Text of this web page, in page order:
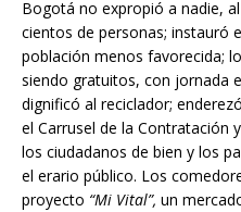
Bogotá no expropió a nadie,
cientos de personas; instauró
población menos favorecida;
siendo gratuitos, con jornada
dignificó al reciclador;
el Carrusel de la Contratación
los ciudadanos de bien y los
el erario público. Los
proyecto “Mi Vital”, un